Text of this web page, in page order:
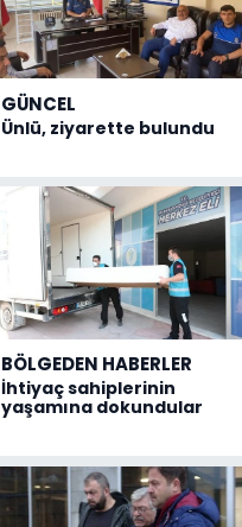
GÜNCEL
Ünlü, ziyarette bulundu
BÖLGEDEN HABERLER
İhtiyaç sahiplerinin
yaşamına dokundular